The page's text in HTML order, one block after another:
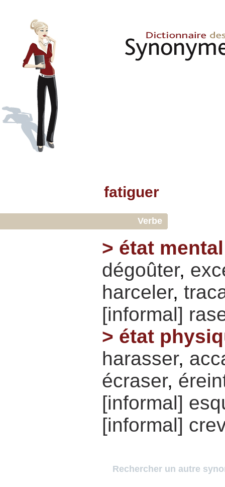
fatiguer
Verbe
> état mental
dégoûter,
harceler,
[informal]
> état
harasser,
écraser,
[informal]
[informal]
Rechercher un autre